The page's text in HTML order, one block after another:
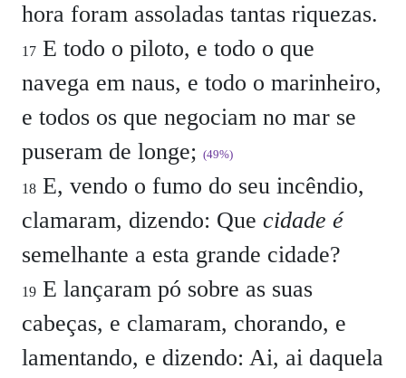
hora foram assoladas tantas riquezas.
17 E todo o piloto, e todo o que
navega em naus, e todo o marinheiro,
e todos os que negociam no mar se
puseram de longe; (49%)
18 E, vendo o fumo do seu incêndio,
clamaram, dizendo: Que cidade é
semelhante a esta grande cidade?
19 E lançaram pó sobre as suas
cabeças, e clamaram, chorando, e
lamentando, e dizendo: Ai, ai daquela